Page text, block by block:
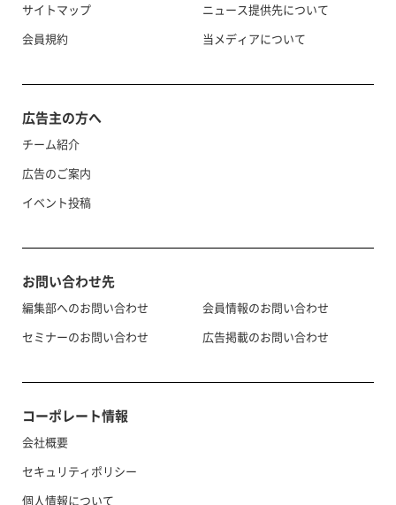
サイトマップ
会員規約
ニュース提供先について
当メディアについて
広告主の方へ
チーム紹介
広告のご案内
イベント投稿
お問い合わせ先
編集部へのお問い合わせ
セミナーのお問い合わせ
会員情報のお問い合わせ
広告掲載のお問い合わせ
コーポレート情報
会社概要
セキュリティポリシー
個人情報について